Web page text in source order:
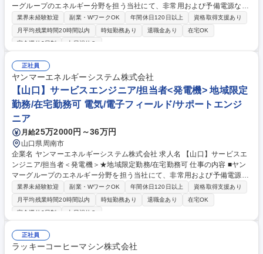
ーグループのエネルギー分野を担う当社にて、非常用および予備電源など
に採用されている、学校・ホテル・病院・ビルなどの公共施設で活躍する
『発電機』のメンテナンス・定期点検等をご担当いただきます。 ■非常用
発電機は非常時に稼働することが求められるため、定期的なメンテナンス
耗部品の交換、修理対応など予防保全の対応をお任せします。※他、見積
書・作業工程表・協力店に対する作業指示書の作成など事務作業 ■必要な
知識や技術は研修やOJT(まずは先輩とペアで業務)で身に着けていただき
ます。※資格取得における受験料の負担や報奨金制度もご用意 募集職種
【山口】サービスエンジニア/担当者＜発電機＞地域限定勤務/在宅勤務可
業界未経験歓迎 副業・WワークOK 年間休日120日以上
資格取得支援あり
月平均残業時間20時間以内
時短勤務あり 退職金あり
在宅OK
完全週休2日制
土日祝休み
正社員
ヤンマーエネルギーシステム株式会社
【山口】サービスエンジニア/担当者<発電機> 地域限定
勤務/在宅勤務可 電気/電子フィールド/サポートエンジ
ニア
月給25万2000円～36万円
山口県周南市
企業名 ヤンマーエネルギーシステム株式会社 求人名 【山口】サービスエ
ンジニア/担当者＜発電機＞★地域限定勤務/在宅勤務可 仕事の内容 ■ヤン
マーグループのエネルギー分野を担う当社にて、非常用および予備電源な
どに採用されている、学校・ホテル・病院・ビルなどの公共施設で活躍す
る『発電機』のメンテナンス・定期点検等をご担当いただきます！ ■非常
用発電機は非常時に稼働することが求められるため、定期的なメンテナン
消耗部品の交換、修理対応など予防保全の対応をお任せします。※他、見
積書・作業工程表・協力店に対する作業指示書の作成など事務作業 ■必要
な知識や技術は研修やOJT(まずは先輩とペアで業務)で身に着けていただ
業界未経験歓迎 副業・WワークOK 年間休日120日以上
資格取得支援あり
月平均残業時間20時間以内
時短勤務あり 退職金あり
在宅OK
完全週休2日制
土日祝休み
正社員
ラッキーコーヒーマシン株式会社